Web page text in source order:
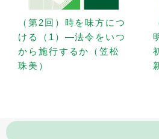
（第2回）時を味方につ
ける（1）—法令をいつ
から施行するか（笠松
珠美）